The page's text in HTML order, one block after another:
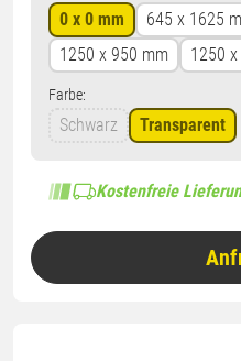
0 x 0 mm 645 x 1625
1250 x 950 mm
1250
Farbe:
Schwarz Transparent
Kostenfreie